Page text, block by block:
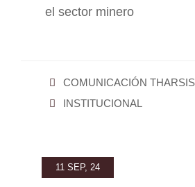
el sector minero
COMUNICACIÓN
INSTITUCIONAL
11 SEP, 24